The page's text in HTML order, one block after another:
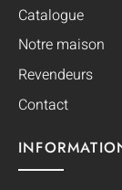
Catalogue
Notre maison
Revendeurs
Contact